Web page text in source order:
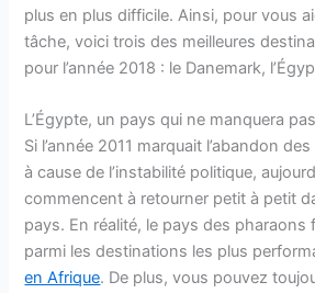
plus en plus difficile. Ainsi, pour vous
tâche, voici trois des meilleures
pour l’année 2018 : le Danemark,
L’Égypte, un pays qui ne manquera
Si l’année 2011 marquait l’abandon
à cause de l’instabilité politique,
commencent à retourner petit à petit
pays. En réalité, le pays des pharaons
parmi les destinations les plus
en Afrique. De plus, vous pouvez